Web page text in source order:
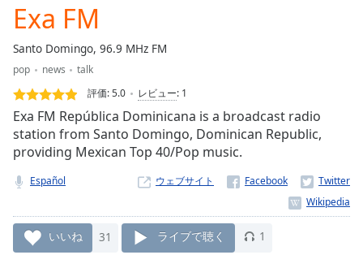
Loaded :
0.00%
Stream
Type
LIVE
Seek to
live,
currently
behind
live
LIVE
Remaining
Exa FM
Santo Domingo, 96.9 MHz FM
pop news
talk
評価:5.0 レビュー: 1
Exa FM República Dominicana is a broadcast radio
station from Santo Domingo, Dominican Republic,
providing Mexican Top 40/Pop music.
Español ウェブサイト
いいね 31 ライブで聴く 1